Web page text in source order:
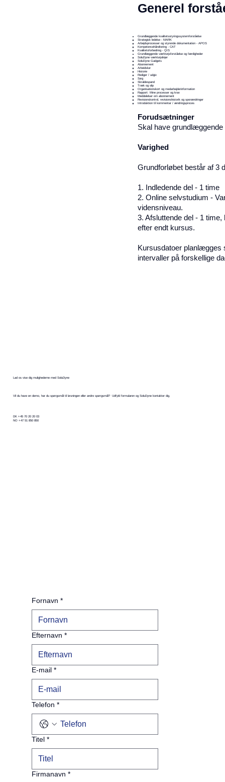
Generel
Grundlæggende kvalitetsstyringssystemforståelse
Strategisk ledelse - MARK
Arbejdsprocesser og styrende dokumentation - APOS
Kompetencehåndtering - CAT
Kvalitetsforbedring - QIS
Grundlæggende værktøjsforståelse og færdigheder
SoluDyne værktøjslinjer
SoluDyne Gadgets
Abonnement
Arbeidskø
Historie
Rediger / udgiv
Søg
Skraldespand
Træk og slip
Organisationskort og medarbejderinformation
Rapport: Mine processer og krav
Meddelelser om abonnement
Revisionskontrol, revisionshistorik og sporændringer
Introduktion til kommentar / ændringsproces
Forudsætninger
Skal have
Varighed
Grundforløbet består af 3
1. Indledende del - 1 time
2. Online selvstudium -
vidensniveau.
3. Afsluttende del - 1
efter endt kursus.
Kursusdatoer planlægges
intervaller på forskellige
Fornavn *
Efternavn *
E-mail *
Telefon *
Titel *
Firmanavn *
Lad os vise dig mulighederne med SoluDyne
Vil du have en demo, har du spørgsmål til løsningen eller andre spørgsmål? Udfyld formularen og SoluDyne kontakter dig.
DK +45 70 20 20 03
NO +47 51 850 850